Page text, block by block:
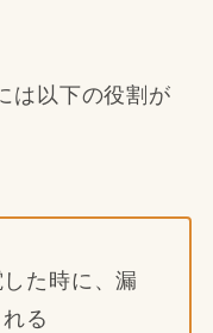
は以下の役割が
た時に、漏
る